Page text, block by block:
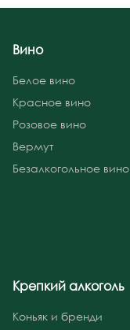
Вино
Белое вино
Красное вино
Розовое вино
Вермут
Безалкогольное вино
Крепкий алкоголь
Коньяк и бренди